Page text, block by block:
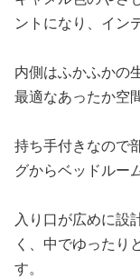
ントになり、イン
内側はふかふかの
最適なあったか空
持ち手付きなので
グからベッドルー
入り口が広めに設
く、中でゆったり
す。